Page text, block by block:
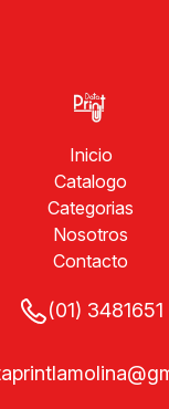
Inicio
Catalogo
Categorias
Nosotros
Contacto
(01) 3481651